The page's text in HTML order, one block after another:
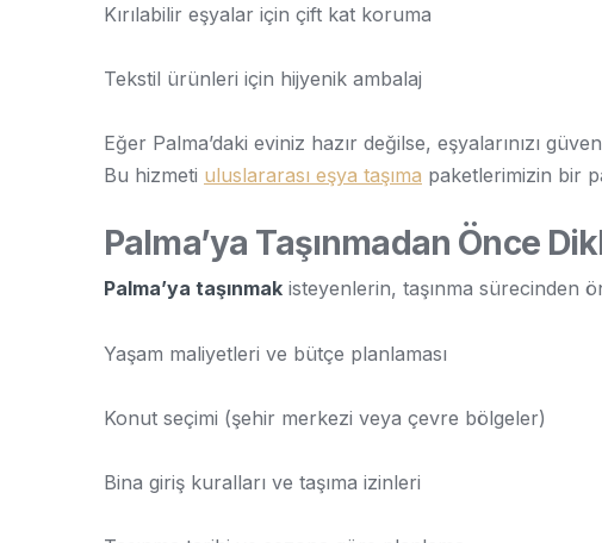
Kırılabilir eşyalar için çift kat koruma
Tekstil ürünleri için hijyenik ambalaj
Eğer Palma’daki eviniz hazır değilse, eşyalarınızı
Bu hizmeti uluslararası eşya taşıma paketlerimizin bir
Palma’ya Taşınmadan Önce
Palma’ya taşınmak isteyenlerin, taşınma sürecinden
Yaşam maliyetleri ve bütçe planlaması
Konut seçimi (şehir merkezi veya çevre bölgeler)
Bina giriş kuralları ve taşıma izinleri